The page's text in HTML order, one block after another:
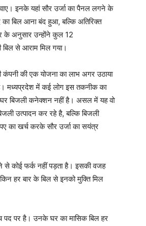
इनके यहां सौर उर्जा का पैनल लगने के
बिल आना बंद हुआ, बल्कि अतिरिक्त
के अनुसार उन्होंने कुल 12
से आराम मिल गया।
की एक योजना का लाभ अगर उठाया
मध्यप्रदेश में कई लोग इस तकनीक का
बिजली कनेक्शन नहीं है। असल में यह वो
उत्पादन कर रहे है, बल्कि बिजली
का खर्च करके सौर उर्जा का सयंत्र
से कोई फर्क नहीं पड़ता है। इसकी वजह
हर बार के बिल से इनको मुक्ति मिल
पद पर है। उनके घर का मासिक बिल हर